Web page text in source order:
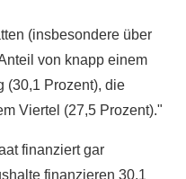
(insbesondere über
von knapp einem
(30,1 Prozent), die
Viertel (27,5 Prozent)."
finanziert gar
finanzieren 30,1